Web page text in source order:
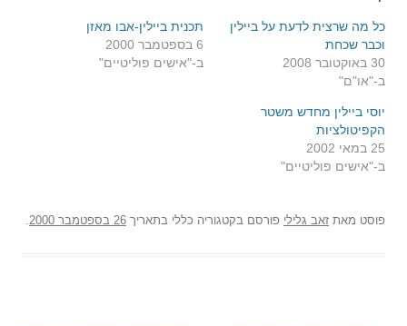
כל מה שרצית לדעת על ביילין
וכבר שכחת
30 באוקטובר 2008
ב-"או"ם"
תכנית ביילין-אבו מאזן
6 בספטמבר 2000
ב-"אישים פוליטיים"
יוסי ביילין מחדש משטר
הקפיטולציות
25 במאי 2002
ב-"אישים פוליטיים"
פוסט מאת זאב גלילי פורסם בקטגוריה כללי בתאריך 26 בספטמבר 2000